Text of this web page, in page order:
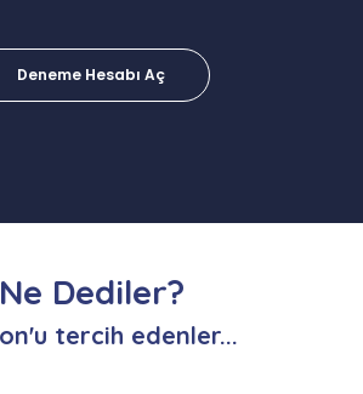
Deneme Hesabı Aç
Ne Dediler?
tercih edenler...